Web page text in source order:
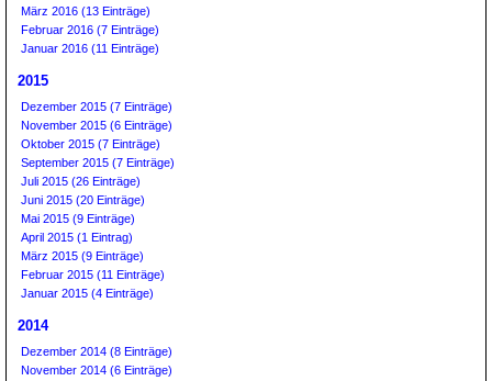
März 2016 (13 Einträge)
Februar 2016 (7 Einträge)
Januar 2016 (11 Einträge)
2015
Dezember 2015 (7 Einträge)
November 2015 (6 Einträge)
Oktober 2015 (7 Einträge)
September 2015 (7 Einträge)
Juli 2015 (26 Einträge)
Juni 2015 (20 Einträge)
Mai 2015 (9 Einträge)
April 2015 (1 Eintrag)
März 2015 (9 Einträge)
Februar 2015 (11 Einträge)
Januar 2015 (4 Einträge)
2014
Dezember 2014 (8 Einträge)
November 2014 (6 Einträge)